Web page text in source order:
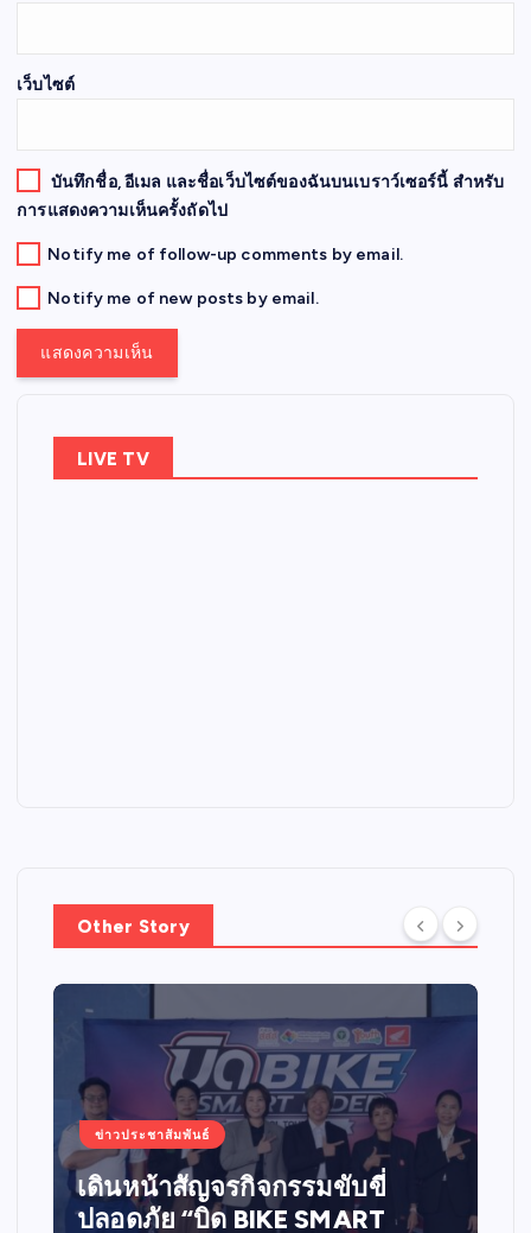
เว็บไซต์
บันทึกชื่อ, อีเมล และชื่อเว็บไซต์ของฉันบนเบราว์เซอร์นี้ สำหรับ
การแสดงความเห็นครั้งถัดไป
Notify me of follow-up comments by email.
Notify me of new posts by email.
LIVE TV
Other Story
ข่าวประชาสัมพันธ์
เดินหน้าสัญจรกิจกรรมขับขี่
ปลอดภัย “บิด BIKE SMART